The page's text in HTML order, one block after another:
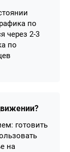
по
через 2-3
по
готовить
на